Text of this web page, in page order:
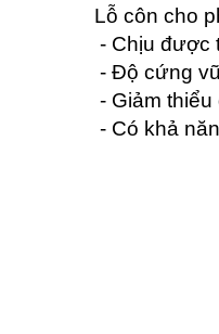
Lỗ côn cho
- Chịu được
- Độ cứng
- Giảm
- Có khả